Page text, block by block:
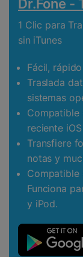
Dr.Fone -
1 Clic para
sin iTunes
Fácil,
Traslada
sistemas
Compatible
reciente iOS
Transfiere
notas y
Funciona
y iPod.